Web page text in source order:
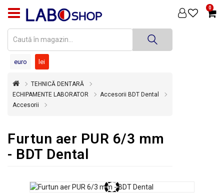
0
PRODUSE
DENTARĂ
DENTARĂ
DEZINFECȚIE
SUPER
OFERTĂ
ECHIPAMENTE
euro lei
TEHNICĂ DENTARĂ
ECHIPAMENTE LABORATOR
Accesorii BDT Dental
Accesorii
Furtun aer PUR 6/3 mm
- BDT Dental